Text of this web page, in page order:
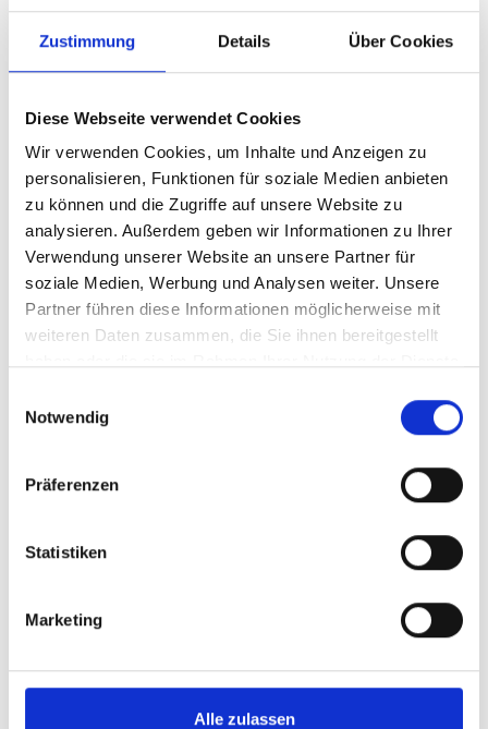
Zustimmung Details Über Cookies
Diese Webseite verwendet Cookies
Wir verwenden Cookies, um Inhalte und Anzeigen zu
personalisieren, Funktionen für soziale Medien anbieten
zu können und die Zugriffe auf unsere Website zu
analysieren. Außerdem geben wir Informationen zu Ihrer
Verwendung unserer Website an unsere Partner für
soziale Medien, Werbung und Analysen weiter. Unsere
Partner führen diese Informationen möglicherweise mit
weiteren Daten zusammen, die Sie ihnen bereitgestellt
Notwendig
Präferenzen
Statistiken
Marketing
Alle zulassen
Die Anforderungen an die bankaufsichtliche
Meldeerstellung steigen kontinuierlich.
Gleichzeitig gewinnen eine revisionssichere
Nachvollziehbarkeit der Prozesse im Kontext
interner und externer Prüfungen zunehmend an
Bedeutung. Mit dem AWADO‑Tool
„Prozessoptimierung im Meldewesen“ erhalten
Sie eine praxisorientierte Lösung, die Sie
strukturiert durch den gesamten Meldeprozess
begleitet und dabei unterstützt, Qualität und
Effizienz nachhaltig zu steigern.
Meldeerstellung
Prozessen und Anpassungen
Korrekturen
der Abdeckung wesentlicher Meldebereiche
Eigenmittelmeldungen, FINREP und FinaV)
agree21Finanzen
Durch den Einsatz des Tools schaffen Sie eine